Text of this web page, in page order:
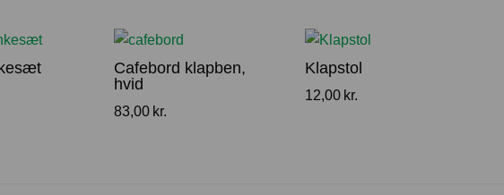
Cafebord klapben,
hvid
83,00 kr.
Klapstol
12,00 kr.